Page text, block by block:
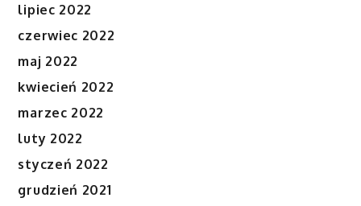
lipiec 2022
czerwiec 2022
maj 2022
kwiecień 2022
marzec 2022
luty 2022
styczeń 2022
grudzień 2021